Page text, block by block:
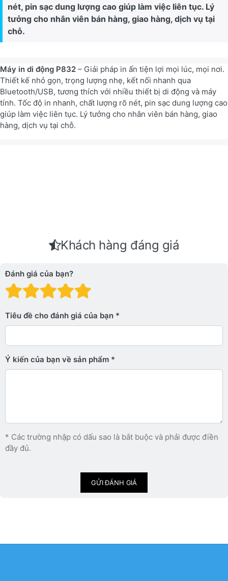
nét, pin sạc dung lượng cao giúp làm việc liên tục. Lý
tưởng cho nhân viên bán hàng, giao hàng, dịch vụ tại
chỗ.
Máy in di động P832 – Giải pháp in ấn tiện lợi mọi lúc, mọi nơi.
Thiết kế nhỏ gọn, trọng lượng nhẹ, kết nối nhanh qua
Bluetooth/USB, tương thích với nhiều thiết bị di động và máy
tính. Tốc độ in nhanh, chất lượng rõ nét, pin sạc dung lượng cao
giúp làm việc liên tục. Lý tưởng cho nhân viên bán hàng, giao
hàng, dịch vụ tại chỗ.
Khách hàng đáng giá
Đánh giá của bạn?
Đánh giá: 4 trên 5
Đánh giá: 3 trên 5 sao.
Đánh giá: 2 trên 5 sao.
Đánh giá: 1 trên 5 sao. Xấu
Tiêu đề cho đánh giá của bạn
Ý kiến ​​của bạn về sản phẩm
* Các trường nhập có dấu sao là bắt buộc và phải được điền
đầy đủ.
GỬI ĐÁNH GIÁ